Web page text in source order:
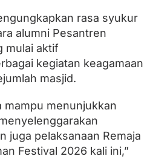
rasa syukur
alumni Pesantren
mulai aktif
kegiatan keagamaan
masjid.
mampu menunjukkan
juga pelaksanaan Remaja
Festival 2026 kali ini,”